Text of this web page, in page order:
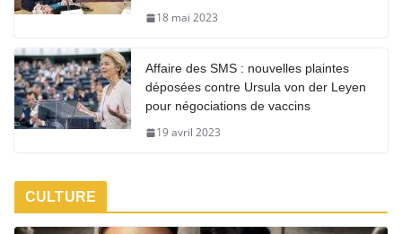
18 mai 2023
Affaire des SMS : nouvelles plaintes
déposées contre Ursula von der Leyen
pour négociations de vaccins
19 avril 2023
CULTURE